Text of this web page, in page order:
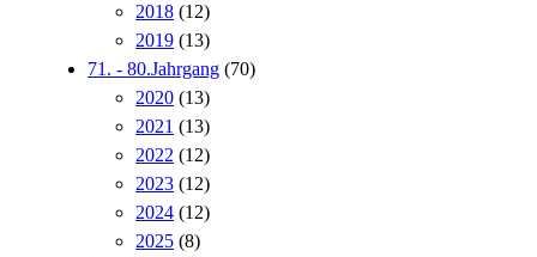
2018 (12)
2019 (13)
71. - 80.Jahrgang (70)
2020 (13)
2021 (13)
2022 (12)
2023 (12)
2024 (12)
2025 (8)